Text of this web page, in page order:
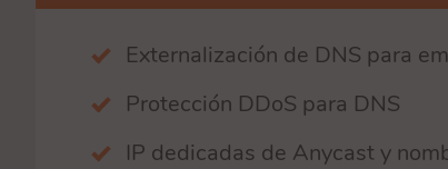
Externalización de DNS para
Protección DDoS para DNS
IP dedicadas de Anycast y